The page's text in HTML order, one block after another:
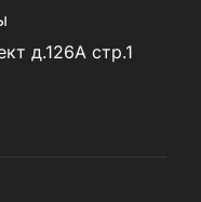
д.126А стр.1